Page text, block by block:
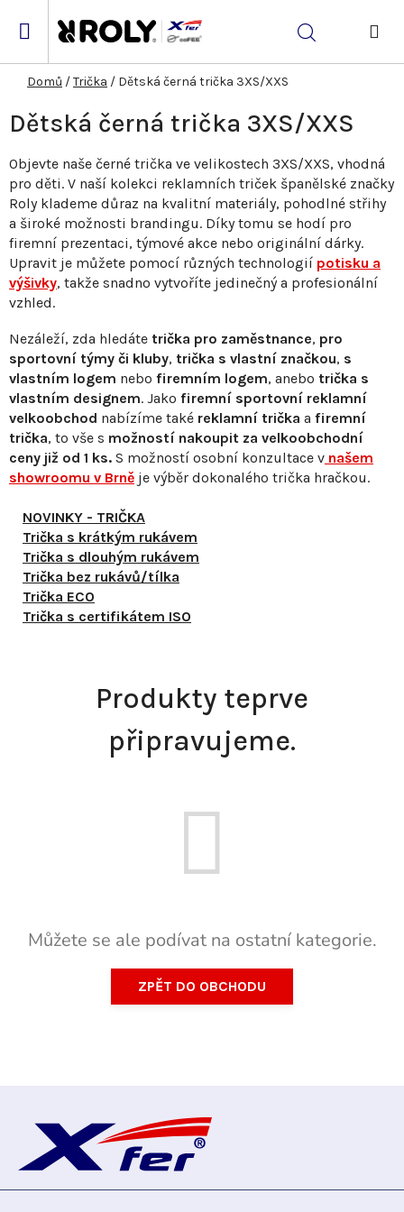
Hledat
Domů /Trička / Dětská černá trička 3XS/XXS
Dětská černá trička 3XS/XXS
Objevte naše černé trička ve velikostech 3XS/XXS, vhodná
pro děti. V naší kolekci reklamních triček španělské značky
Roly klademe důraz na kvalitní materiály, pohodlné střihy
a široké možnosti brandingu. Díky tomu se hodí pro
firemní prezentaci, týmové akce nebo originální dárky.
Upravit je můžete pomocí různých technologií potisku a
výšivky, takže snadno vytvoříte jedinečný a profesionální
vzhled.
Nezáleží, zda hledáte trička pro zaměstnance, pro
sportovní týmy či kluby, trička s vlastní značkou, s
vlastním logem nebo firemním logem, anebo trička s
vlastním designem. Jako firemní sportovní reklamní
velkoobchod nabízíme také reklamní trička a firemní
trička, to vše s možností nakoupit za velkoobchodní
ceny již od 1 ks. S možností osobní konzultace v našem
showroomu v Brně je výběr dokonalého trička hračkou.
NOVINKY - TRIČKA
Trička s krátkým rukávem
Trička s dlouhým rukávem
Trička bez rukávů/tílka
Trička ECO
Trička s certifikátem ISO
Produkty teprve
připravujeme.
Můžete se ale podívat na ostatní kategorie.
ZPĚT DO OBCHODU
p